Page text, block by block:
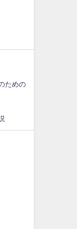
ための